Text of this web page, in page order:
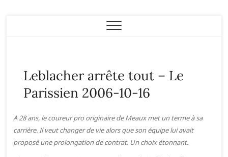
Eric Leblacher
Leblacher arrête tout – Le
Parissien 2006-10-16
A 28 ans, le coureur pro originaire de Meaux met un terme à sa
carrière. Il veut changer de vie alors que son équipe lui avait
proposé une prolongation de contrat. Un choix étonnant.